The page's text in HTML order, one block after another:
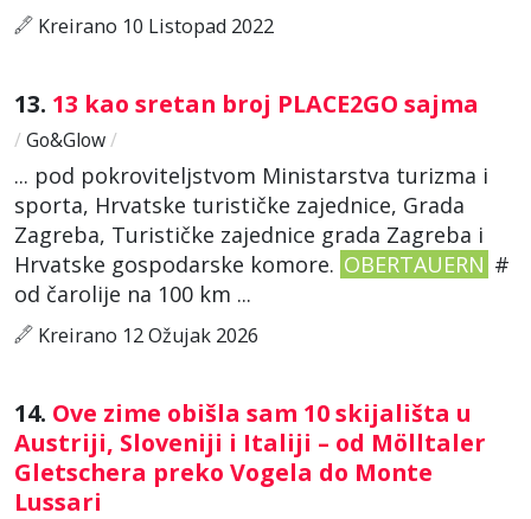
Kreirano 10 Listopad 2022
13. 13 kao sretan broj PLACE2GO sajma
/ Go&Glow/
... pod pokroviteljstvom Ministarstva turizma i
sporta, Hrvatske turističke zajednice, Grada
Zagreba, Turističke zajednice grada Zagreba i
Hrvatske gospodarske komore. OBERTAUERN #
od čarolije na 100 km ...
Kreirano 12 Ožujak 2026
14. Ove zime obišla sam 10 skijališta u
Austriji, Sloveniji i Italiji – od Mölltaler
Gletschera preko Vogela do Monte
Lussari